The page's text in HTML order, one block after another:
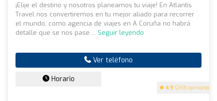
4.9 (268 opiniones)
¡Elije el destino y nosotros planeamos tu viaje! En Atlantis
Travel nos convertiremos en tu mejor aliado para recorrer
el mundo, como agencia de viajes en A Coruña no habrá
detalle que se nos pase ... Seguir leyendo
Ver teléfono
Horario